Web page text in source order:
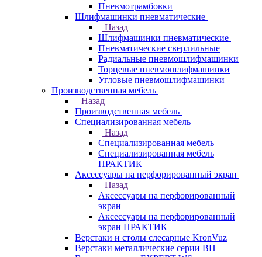
Пневмотрамбовки
Шлифмашинки пневматические
Назад
Шлифмашинки пневматические
Пневматические сверлильные
Радиальные пневмошлифмашинки
Торцевые пневмошлифмашинки
Угловые пневмошлифмашинки
Производственная мебель
Назад
Производственная мебель
Cпециализированная мебель
Назад
Cпециализированная мебель
Специализированная мебель
ПРАКТИК
Аксессуары на перфорированный экран
Назад
Аксессуары на перфорированный
экран
Аксессуары на перфорированный
экран ПРАКТИК
Верстаки и столы слесарные KronVuz
Верстаки металлические серии ВП